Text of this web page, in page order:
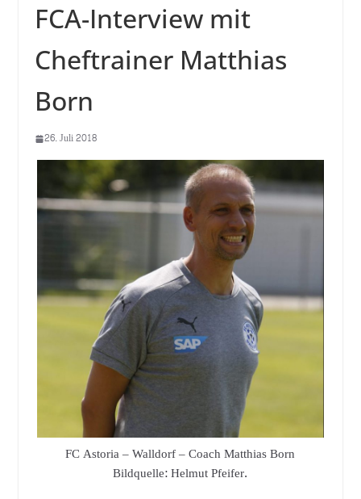
FCA-Interview mit
Cheftrainer Matthias
Born
26. Juli 2018
FC Astoria – Walldorf – Coach Matthias Born
Bildquelle: Helmut Pfeifer.